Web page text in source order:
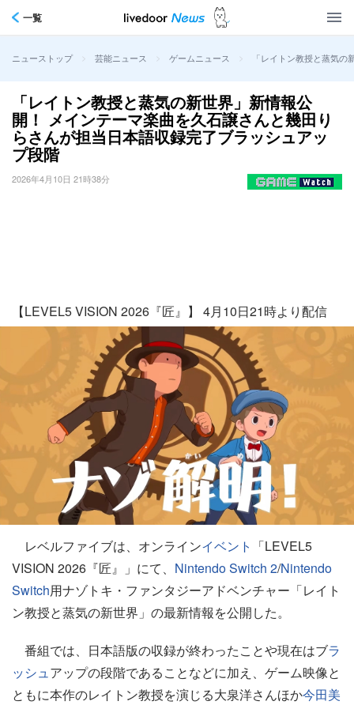
一覧
ニューストップ > 芸能ニュース > ゲームニュース > 「レイトン教授と蒸気
「レイトン教授と蒸気の新世界」新情報公
開！ メインテーマ楽曲を久石譲さんと幾田り
らさんが担当日本語収録完了ブラッシュアッ
プ段階
2026年4月10日 21時38分
【LEVEL5 VISION 2026『匠』】 4月10日21時より配信
レベルファイブは、オンラインイベント 「LEVEL5
VISION 2026『匠』」にて、 Nintendo Switch 2/Nintendo
Switch用ナゾトキ・ファンタジーアドベンチャー「レイト
ン教授と蒸気の新世界」の最新情報を公開した。
番組では、日本語版の収録が終わったことや現在はブラ
ッシュアップの段階であることなどに加え、ゲーム映像と
ともに本作のレイトン教授を演じる大泉洋さんほか今田美